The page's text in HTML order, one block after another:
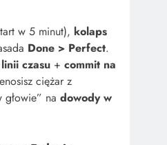
w 5 minut), kolaps
Done > Perfect.
czasu + commit na
ciężar z
głowie” na dowody w